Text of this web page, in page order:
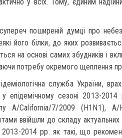
поширеній думці про
його білки, до яких
на основі самих збудників і
потребу окремого щеплення
служба України,
сезоні 2013-2014
А/California/7/2009 (H1N1),
ввійшли до складу актуальних
2013-2014 рр. як такі, що